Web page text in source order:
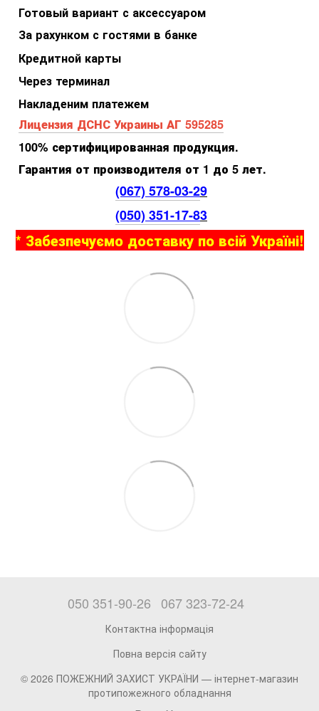
Готовый вариант с аксессуаром
За рахунком с гостями в банке
Кредитной карты
Через терминал
Накладеним платежем
Лицензия ДСНС Украины АГ 595285
100% сертифицированная продукция.
Гарантия от производителя от 1 до 5 лет.
(067) 578-03-29
(050) 351-17-83
* Забезпечуємо доставку по всій Україні!
050 351-90-26 067 323-72-24
Контактна інформація
Повна версія сайту
© 2026 ПОЖЕЖНИЙ ЗАХИСТ УКРАЇНИ — інтернет-магазин
протипожежного обладнання